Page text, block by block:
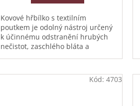
Kovové hřbílko s textilním
poutkem je odolný nástroj určený
k účinnému odstranění hrubých
nečistot, zaschlého bláta a
Kód: 4703